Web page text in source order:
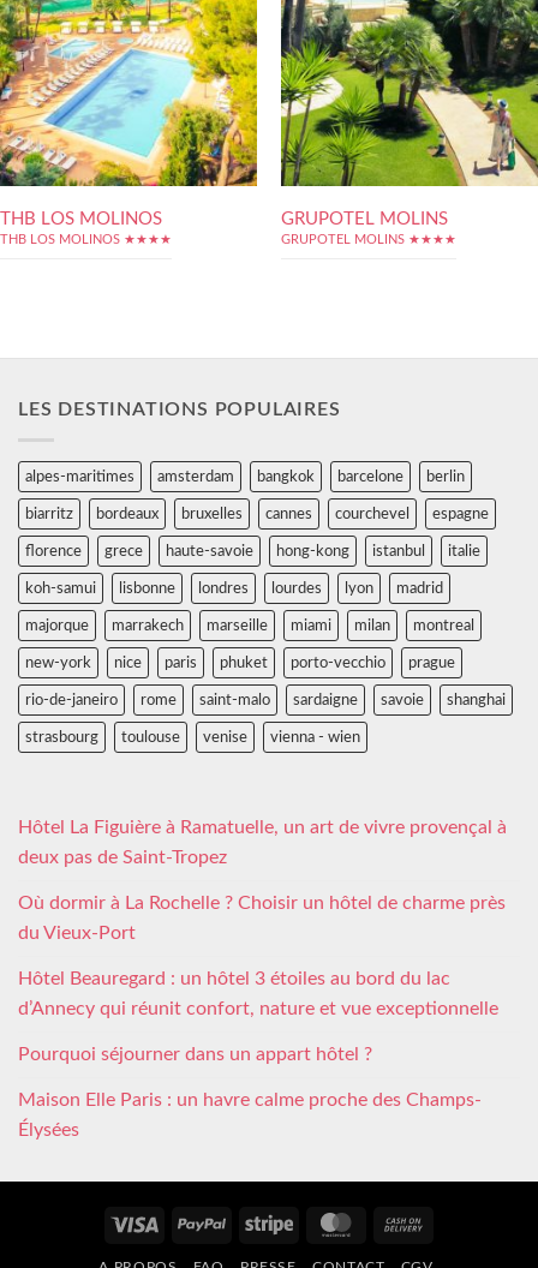
THB LOS MOLINOS
THB LOS MOLINOS ★★★★
GRUPOTEL MOLINS
GRUPOTEL MOLINS ★★★★
LES DESTINATIONS POPULAIRES
alpes-maritimes amsterdam bangkok barcelone berlin
biarritz bordeaux bruxelles cannes courchevel espagne
florence grece haute-savoie hong-kong istanbul italie
koh-samui lisbonne londres lourdes lyon madrid
majorque marrakech marseille miami milan montreal
new-york nice paris phuket porto-vecchio prague
rio-de-janeiro rome saint-malo sardaigne savoie shanghai
strasbourg toulouse venise vienna - wien
Hôtel La Figuière à Ramatuelle, un art de vivre provençal à
deux pas de Saint-Tropez
Où dormir à La Rochelle ? Choisir un hôtel de charme près
du Vieux-Port
Hôtel Beauregard : un hôtel 3 étoiles au bord du lac
d’Annecy qui réunit confort, nature et vue exceptionnelle
Pourquoi séjourner dans un appart hôtel ?
Maison Elle Paris : un havre calme proche des Champs-
Élysées
Visa PayPal Stripe MasterCard